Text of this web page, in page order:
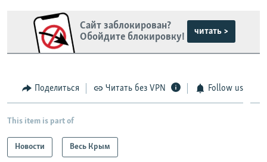
Сайт заблокирован?
Обойдите блокировку!
читать >
Поделиться Читать без VPN Follow us
This item is part of
Новости Весь Крым